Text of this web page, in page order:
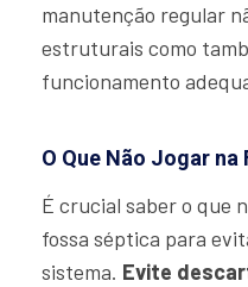
manutenção regular
estruturais como
funcionamento
O Que Não Jogar na
É crucial saber o que
fossa séptica para
sistema. Evite